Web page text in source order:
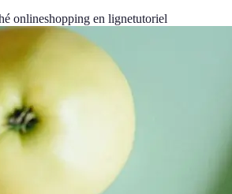
onlineshopping en lignetutoriel